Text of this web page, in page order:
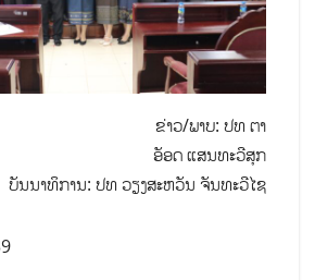
າບ: ປທ ຕາ
ອັອດ ແສນທະວີສຸກ
ບັນນາທິການ: ປທ ວຽງສະຫວັນ ຈັນທະວີໄຊ